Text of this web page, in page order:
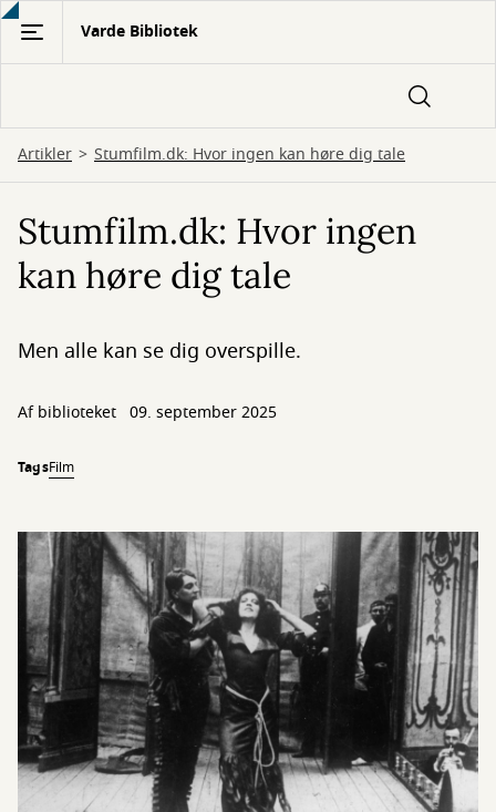
Gå
hovedindhold
Varde Bibliotek
Artikler Stumfilm.dk: Hvor ingen kan høre dig tale
Stumfilm.dk: Hvor ingen
kan høre dig tale
Men alle kan se dig overspille.
Af biblioteket 09. september 2025
TagsFilm